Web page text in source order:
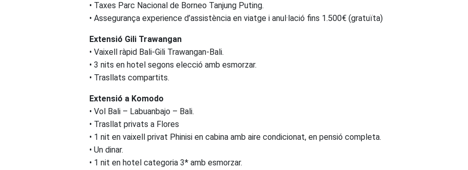
• Taxes Parc Nacional de Borneo Tanjung Puting.
• Assegurança experience d’assistència en viatge i anul·lació fins 1.500€ (gratuïta)
Extensió Gili Trawangan
• Vaixell ràpid Bali-Gili Trawangan-Bali.
• 3 nits en hotel segons elecció amb esmorzar.
• Trasllats compartits.
Extensió a Komodo
• Vol Bali – Labuanbajo – Bali.
• Trasllat privats a Flores
• 1 nit en vaixell privat Phinisi en cabina amb aire condicionat, en pensió completa.
• Un dinar.
• 1 nit en hotel categoria 3* amb esmorzar.